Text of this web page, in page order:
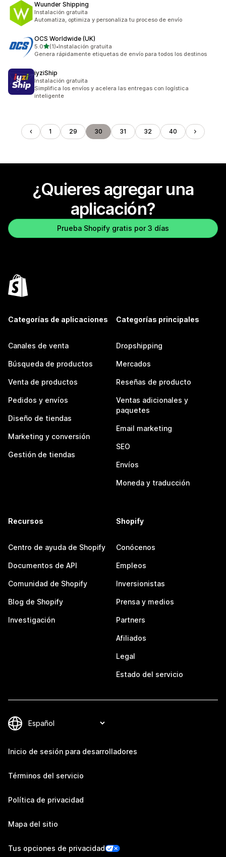
Wuunder Shipping
Instalación gratuita
Automatiza, optimiza y personaliza tu proceso de envío
OCS Worldwide (UK)
5.0de 5 estrellas
(1)
1 reseñas en total
•Instalación gratuita
Genera rápidamente etiquetas de envío para todos los destinos
iyziShip
Instalación gratuita
Simplifica los envíos y acelera las entregas con logística
inteligente
1 29 30 31 32 40
¿Quieres agregar una
aplicación?
Prueba Shopify gratis por 3 días
Categorías de aplicaciones
Canales de venta
Búsqueda de productos
Venta de productos
Pedidos y envíos
Diseño de tiendas
Marketing y conversión
Gestión de tiendas
Categorías principales
Dropshipping
Mercados
Reseñas de producto
Ventas adicionales y
paquetes
Email marketing
SEO
Envíos
Moneda y traducción
Recursos
Centro de ayuda de Shopify
Documentos de API
Comunidad de Shopify
Blog de Shopify
Investigación
Shopify
Conócenos
Empleos
Inversionistas
Prensa y medios
Partners
Afiliados
Legal
Estado del servicio
Inicio de sesión para desarrolladores
Términos del servicio
Política de privacidad
Mapa del sitio
Tus opciones de privacidad